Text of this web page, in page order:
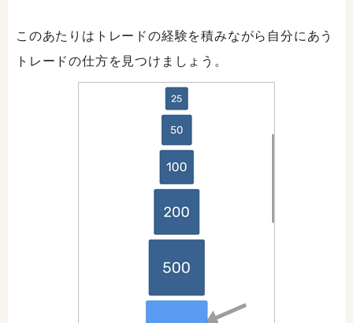
このあたりはトレードの経験を積みながら自分にあう
トレードの仕方を見つけましょう。